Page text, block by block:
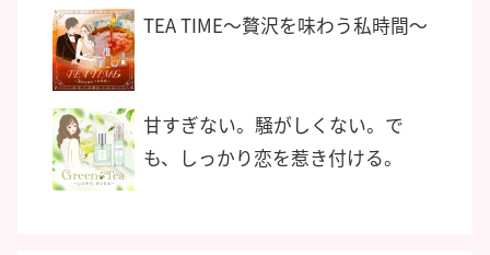
TEA TIME〜贅沢を味わう私時間〜
甘すぎない。騒がしくない。で
も、しっかり恋を惹き付ける。